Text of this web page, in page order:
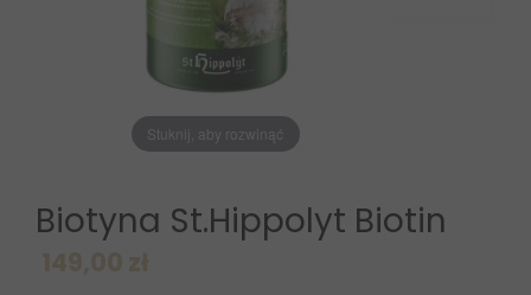
Stuknij, aby rozwinąć
Biotyna St.Hippolyt Biotin